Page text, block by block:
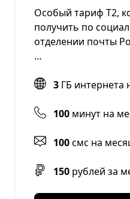
Особый тариф Т2,
получить по
отделении почты
…
3 ГБ интернета
100 минут на
100смс на
150 рублей за